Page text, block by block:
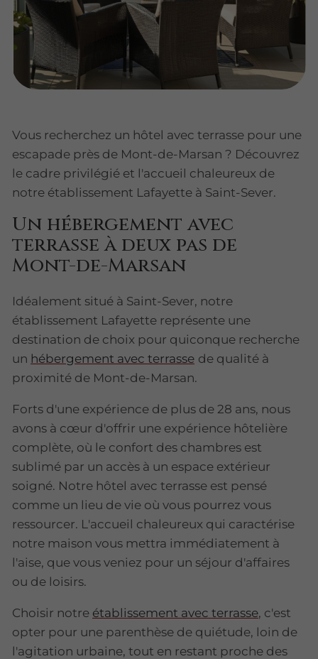
Vous recherchez un hôtel avec terrasse pour une
escapade près de Mont-de-Marsan ? Découvrez
le cadre privilégié et l'accueil chaleureux de
notre établissement Lafayette à Saint-Sever.
Un hébergement avec
terrasse à deux pas de
Mont-de-Marsan
Idéalement situé à Saint-Sever, notre
établissement Lafayette représente une
destination de choix pour quiconque recherche
un hébergement avec terrasse de qualité à
proximité de Mont-de-Marsan.
Forts d'une expérience de plus de 28 ans, nous
avons à cœur d'offrir une expérience hôtelière
complète, où le confort des chambres est
sublimé par un accès à un espace extérieur
soigné. Notre hôtel avec terrasse est pensé
comme un lieu de vie où vous pourrez vous
ressourcer. L'accueil chaleureux qui caractérise
notre maison vous mettra immédiatement à
l'aise, que vous veniez pour un séjour d'affaires
ou de loisirs.
Choisir notre établissement avec terrasse, c'est
opter pour une parenthèse de quiétude, loin de
l'agitation urbaine, tout en restant proche des